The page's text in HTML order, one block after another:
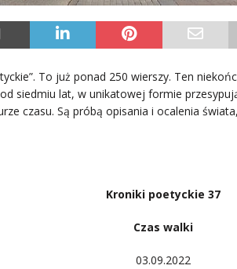
To już ponad 250 wierszy. Ten
siedmiu lat, w unikatowej formie
czasu. Są próbą opisania i ocalenia
Kroniki poetyckie 37
Czas walki
03.09.2022